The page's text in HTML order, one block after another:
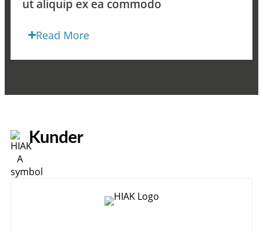
ut aliquip ex ea commodo
Read More
Kunder